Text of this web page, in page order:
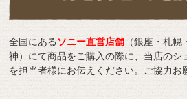
全国にあるソニー直営店舗 （銀座・札
神）にて商品をご購入の際に、当店のシ
を担当者様にお伝えください。ご協力お